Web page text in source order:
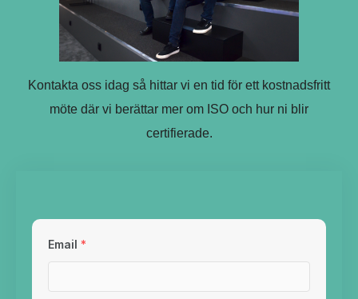
Kontakta oss idag så hittar vi en tid för ett kostnadsfritt
möte där vi berättar mer om ISO och hur ni blir
certifierade.
Email *